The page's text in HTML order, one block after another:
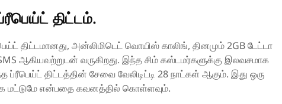
திட்டம்.
திட்டமானது, அன்லிமிடெட் வொயிஸ் காலிங், தினமும் 2GB டேட்டா
ஆகியவற்றுடன் வருகிறது. இந்த சிம் கஸ்டமர்களுக்கு இலவசமாக
ப்ரீபெய்ட் திட்டத்தின் சேவை வேலிடிட்டி 28 நாட்கள் ஆகும். இது ஒரு
மட்டுமே என்பதை கவனத்தில் கொள்ளவும்.